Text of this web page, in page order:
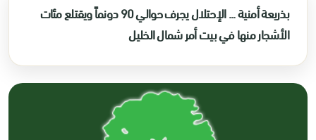
بذريعة أمنية ... الإحتلال يجرف حوالي 90 دونماً ويقتلع مئات
الأشجار منها في بيت أمر شمال الخليل